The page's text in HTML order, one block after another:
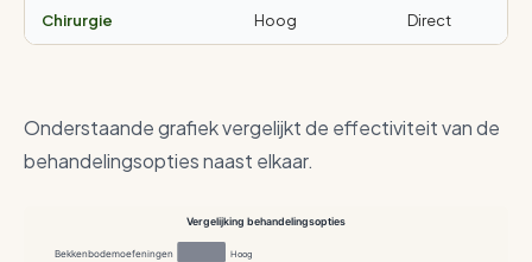
Chirurgie Hoog Direct
Onderstaande grafiek vergelijkt de effectiviteit van de
behandelingsopties naast elkaar.
Vergelijking behandelingsopties
Bekkenbodemoefeningen Hoog